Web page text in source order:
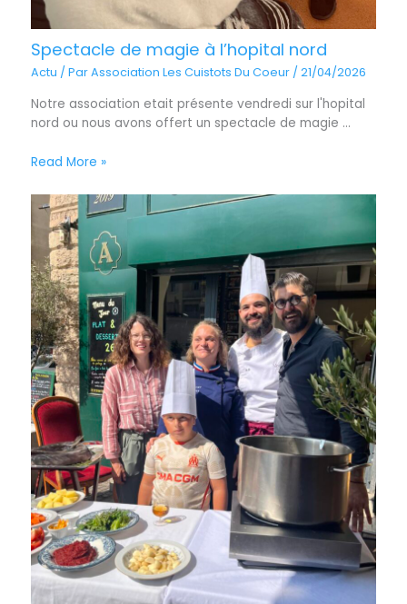
Spectacle de magie à l’hopital nord
Actu / ParAssociation Les Cuistots Du Coeur /21/04/2026
Notre association etait présente vendredi sur l'hopital
nord ou nous avons offert un spectacle de magie ...
Read More »